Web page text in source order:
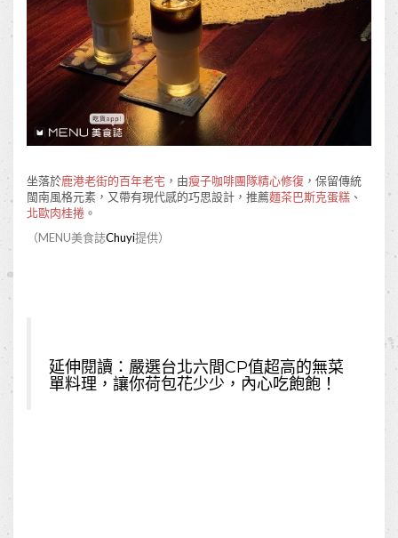
坐落於鹿港老街的百年老宅 ，由瘦子咖啡團隊精心修復 ，保留傳統
閩南風格元素，又帶有現代感的巧思設計，推薦麵茶巴斯克蛋糕 、
北歐肉桂捲 。
（MENU美食誌Chuyi提供）
延伸閱讀： 嚴選台北六間CP值超高的無菜
單料理，讓你荷包花少少，內心吃飽飽！